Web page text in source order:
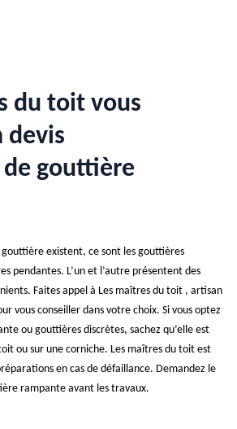
du toit vous
devis
gouttière
existent, ce sont les gouttières
pendantes. L’un et l’autre présentent des
Faites appel à Les maîtres du toit , artisan
vous conseiller dans votre choix. Si vous optez
ou gouttières discrètes, sachez qu’elle est
ou sur une corniche. Les maîtres du toit est
en cas de défaillance. Demandez le
rampante avant les travaux.